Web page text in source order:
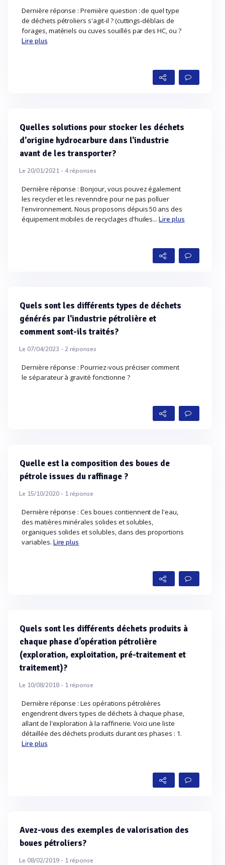
Dernière réponse : Première question : de quel type
de déchets pétroliers s'agit-il ? (cuttings-déblais de
forages, matériels ou cuves souillés par des HC, ou ?
Lire plus
Quelles solutions pour stocker les déchets
d'origine hydrocarbure dans l'industrie
avant de les transporter?
Le 20/01/2021 - 4réponses
Dernière réponse : Bonjour, vous pouvez également
les recycler et les revenndre pour ne pas polluer
l'environnement. Nous proposons dépuis 50 ans des
équipement mobiles de recyclages d'huiles...Lire plus
Quels sont les différents types de déchets
générés par l'industrie pétrolière et
comment sont-ils traités?
Le 07/04/2023 -2réponses
Dernière réponse : Pourriez-vous préciser comment
le séparateur à gravité fonctionne ?
Quelle est la composition des boues de
pétrole issues du raffinage ?
Le 15/10/2020 - 1réponse
Dernière réponse : Ces boues contiennent de l'eau,
des matières minérales solides et solubles,
organiques solides et solubles, dans des proportions
variables. Lire plus
Quels sont les différents déchets produits à
chaque phase d’opération pétrolière
(exploration, exploitation, pré-traitement et
traitement)?
Le 10/08/2018 - 1réponse
Dernière réponse : Les opérations pétrolières
engendrent divers types de déchets à chaque phase,
allant de l'exploration à la raffinerie. Voici une liste
détaillée des déchets produits durant ces phases : 1.
Lire plus
Avez-vous des exemples de valorisation des
boues pétroliers?
Le 08/02/2019 - 1réponse